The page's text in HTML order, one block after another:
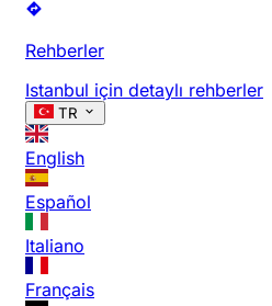
Rehberler
Istanbul için detaylı rehberler
TR
English
Español
Italiano
Français